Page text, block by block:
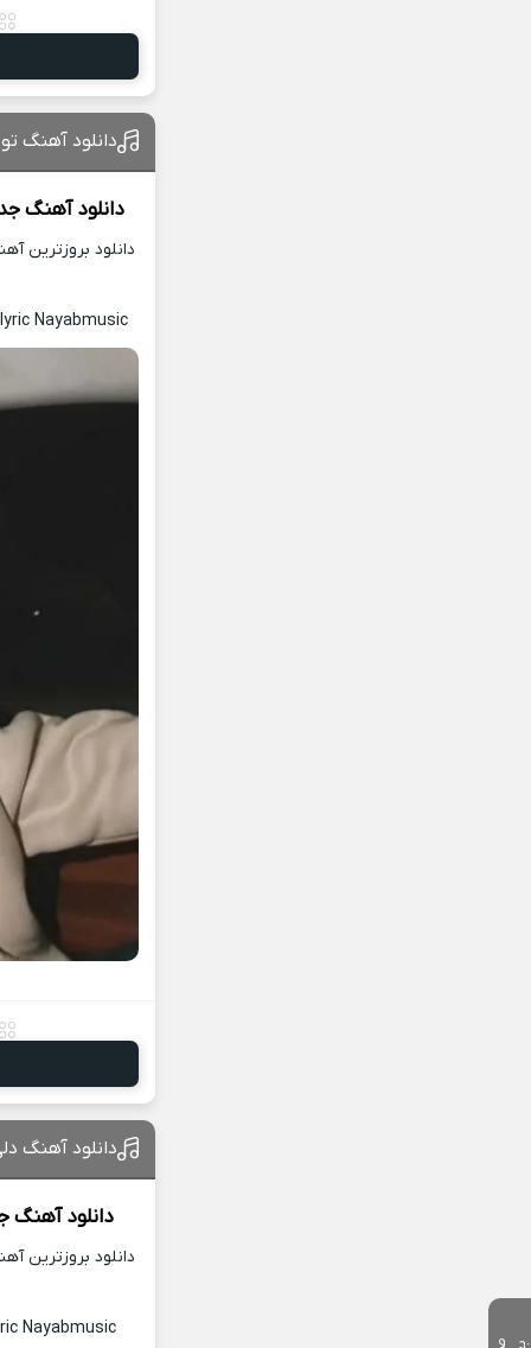
دانلود آهنگ
دانلود آهنگ
دانلود بروزترین
Nayabmusic
دانلود آهنگ
دانلود آهنگ
دانلود بروزترین
Nayabmusic